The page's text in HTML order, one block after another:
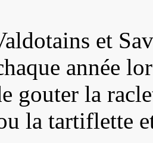
et
année
gouter la
la tartiflette